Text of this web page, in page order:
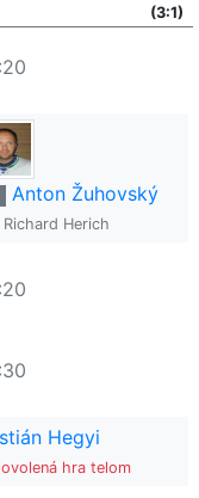
(3:1)
Anton Žuhovský
Richard Herich
Hegyi
hra telom